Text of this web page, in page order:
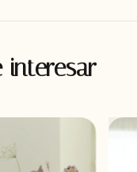
interesar